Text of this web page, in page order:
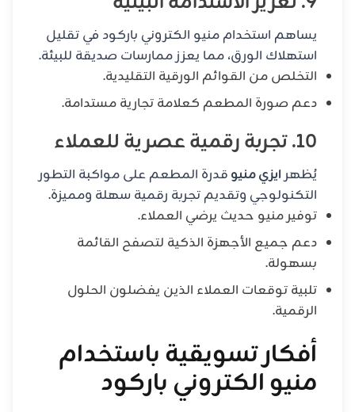
يساهم استخدام منيو الكتروني باركود في تقليل
استهلاك الورق، مما يعزز ممارسات صديقة للبيئة.
التخلص من القوائم الورقية التقليدية.
دعم صورة المطعم كعلامة تجارية مستدامة.
10. تجربة رقمية عصرية للعملاء
يُظهرايزي منيوقدرة المطعم على مواكبة التطور
التكنولوجي وتقديم تجربة رقمية سهلة ومميزة.
توفير منيو حديث يرضي العملاء.
دعم جميع الأجهزة الذكية لتصفح القائمة
بسهولة.
تلبية توقعات العملاء الذين يفضلون الحلول
الرقمية.
أفكار تسويقية باستخدام
منيو الكتروني باركود